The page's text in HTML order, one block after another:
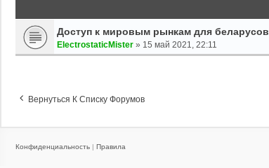
Доступ к мировым рынкам для беларусов
ElectrostaticMister » 15 май 2021, 22:11
Вернуться К Списку Форумов
Конфиденциальность | Правила